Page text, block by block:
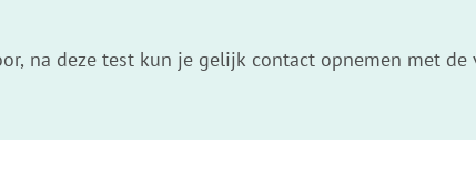
na deze test kun je gelijk contact opnemen met